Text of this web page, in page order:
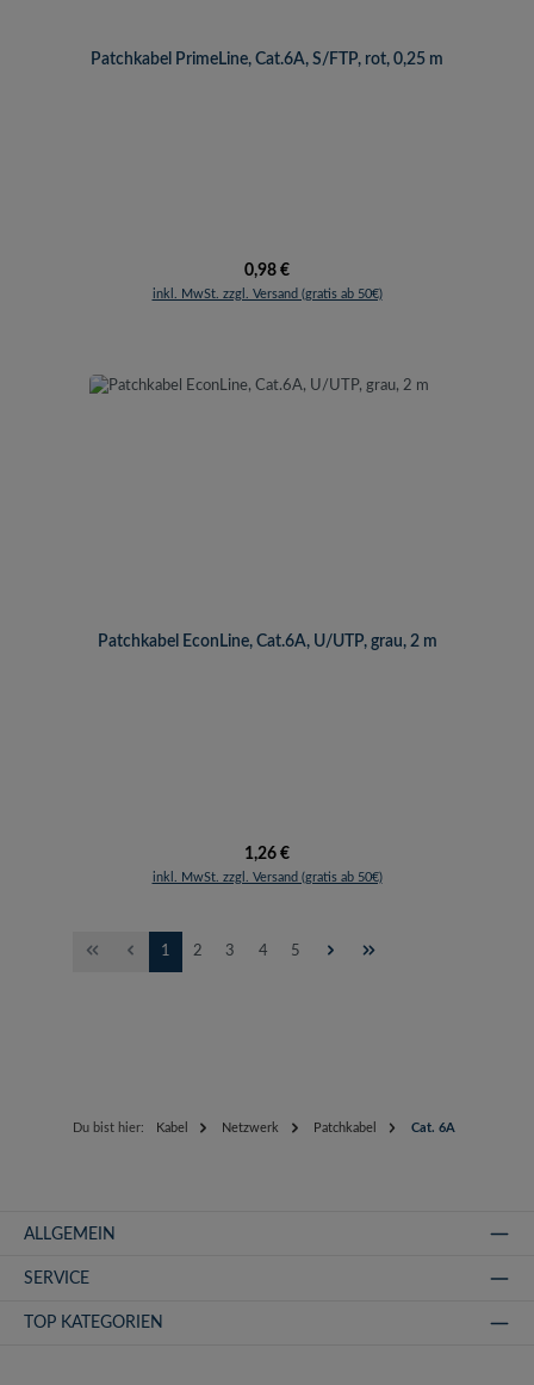
Patchkabel PrimeLine, Cat.6A, S/FTP, rot, 0,25 m
Regulärer Preis:
0,98 €
inkl. MwSt. zzgl. Versand (gratis ab 50€)
Patchkabel EconLine, Cat.6A, U/UTP, grau, 2 m
Regulärer Preis:
1,26 €
inkl. MwSt. zzgl. Versand (gratis ab 50€)
Seite
1 Seite
2 Seite
3 Seite
4 Seite
5
Du bist hier: Kabel Netzwerk Patchkabel Cat. 6A
ALLGEMEIN
SERVICE
TOP KATEGORIEN